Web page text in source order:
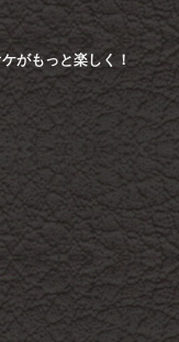
がもっと楽しく！